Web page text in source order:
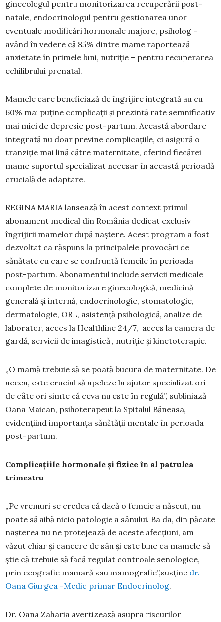
ginecologul pentru monitorizarea recuperării post-
natale, endocrinologul pentru gestionarea unor
eventuale modificări hormonale majore, psiholog –
având în vedere că 85% dintre mame raportează
anxietate în primele luni, nutriție – pentru recuperarea
echilibrului prenatal.
Mamele care beneficiază de îngrijire integrată au cu
60% mai puține complicații și prezintă rate semnificativ
mai mici de depresie post-partum. Această abordare
integrată nu doar previne complicațiile, ci asigură o
tranziție mai lină către maternitate, oferind fiecărei
mame suportul specializat necesar în această perioadă
crucială de adaptare.
REGINA MARIA lansează în acest context primul
abonament medical din România dedicat exclusiv
îngrijirii mamelor după naștere. Acest program a fost
dezvoltat ca răspuns la principalele provocări de
sănătate cu care se confruntă femeile în perioada
post-partum. Abonamentul include servicii medicale
complete de monitorizare ginecologică, medicină
generală și internă, endocrinologie, stomatologie,
dermatologie, ORL, asistență psihologică, analize de
laborator, acces la Healthline 24/7, acces la camera de
gardă, servicii de imagistică , nutriție și kinetoterapie.
„O mamă trebuie să se poată bucura de maternitate. De
aceea, este crucial să apeleze la ajutor specializat ori
de câte ori simte că ceva nu este în regulă”, subliniază
Oana Maican, psihoterapeut la Spitalul Băneasa,
evidențiind importanța sănătății mentale în perioada
post-partum.
Complicațiile hormonale și fizice în al patrulea
trimestru
„Pe vremuri se credea că dacă o femeie a născut, nu
poate să aibă nicio patologie a sânului. Ba da, din păcate
nașterea nu ne protejează de aceste afecțiuni, am
văzut chiar și cancere de sân și este bine ca mamele să
știe că trebuie să facă regulat controale senologice,
prin ecografie mamară sau mamografie”,susține dr.
Oana Giurgea -Medic primar Endocrinolog.
Dr. Oana Zaharia avertizează asupra riscurilor